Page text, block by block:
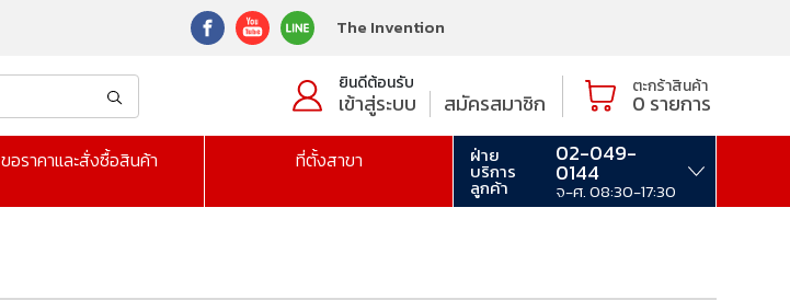
The Invention
ยินดีต้อนรับ
เข้าสู่ระบบ สมัครสมาชิก
ตะกร้าสินค้า
0 รายการ
ขอราคาและสั่งซื้อสินค้า ที่ตั้งสาขา ฝ่าย
บริการ
ลูกค้า
02-049-
0144
จ-ศ. 08:30-17:30